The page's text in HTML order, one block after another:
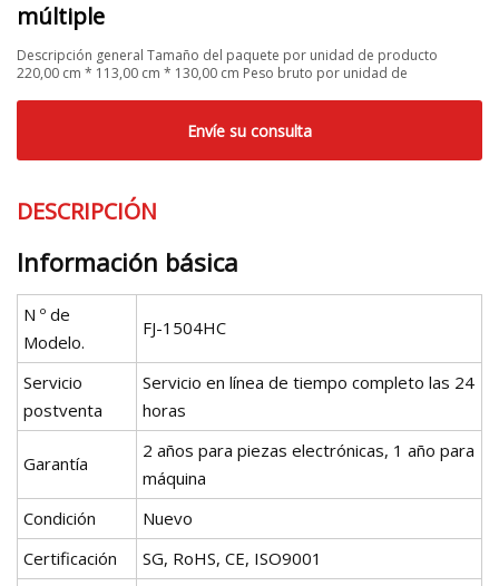
múltiple
Descripción general Tamaño del paquete por unidad de producto
220,00 cm * 113,00 cm * 130,00 cm Peso bruto por unidad de
Envíe su consulta
DESCRIPCIÓN
Información básica
N º de
Modelo.
FJ-1504HC
Servicio
postventa
Servicio en línea de tiempo completo las 24
horas
Garantía
2 años para piezas electrónicas, 1 año para
máquina
Condición
Nuevo
Certificación
SG, RoHS, CE, ISO9001